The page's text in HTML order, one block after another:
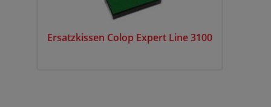
Ersatzkissen Colop Expert Line 3100